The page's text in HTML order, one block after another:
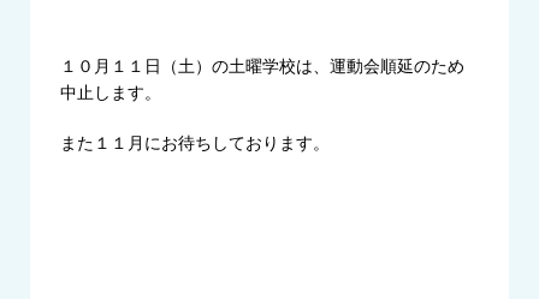
１０月１１日（土）の土曜学校は、運動会順延のため
中止します。
また１１月にお待ちしております。